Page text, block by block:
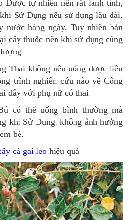
Dược tự nhiên nên rất lành tính,
Sử Dụng nếu sử dụng lâu dài.
nước hàng ngày. Tuy nhiên bản
cây thuốc nên khi sử dụng cũng
Thai không nên uống dược liêu
trình nghiên cứu nào về Công
dây với phụ nữ có thai
có thể uống bình thường mà
khi Sử Dụng, không ảnh hưởng
bé.
cà gai leo hiệu quả